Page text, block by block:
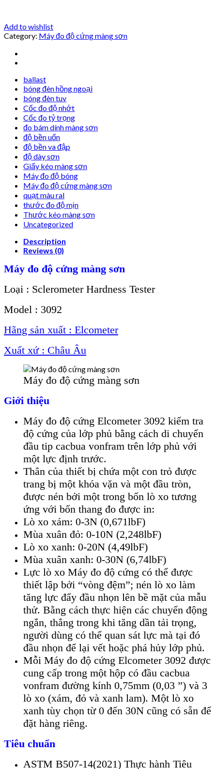
Add to wishlist
Category: Máy đo độ cứng màng sơn
ballast
bóng đèn hồng ngoại
bóng đèn tuv
Cốc đo độ nhớt
Cốc đo tỷ trọng
đo bám dính màng sơn
độ bền uốn
độ bền va đập
độ dày sơn
Giấy kéo màng sơn
Máy đo độ bóng
Máy đo độ cứng màng sơn
quạt màu ral
thước đo độ mịn
Thước kéo màng sơn
Uncategorized
Description
Reviews (0)
Máy đo độ cứng màng sơn
Loại : Sclerometer Hardness Tester
Model : 3092
Hãng sản xuất : Elcometer
Xuất xứ : Châu Âu
Máy đo độ cứng màng sơn
Giới thiệu
Máy đo độ cứng Elcometer 3092 kiểm tra
độ cứng của lớp phủ bằng cách di chuyển
đầu tip cacbua vonfram trên lớp phủ với
một lực định trước.
Thân của thiết bị chứa một con trỏ được
trang bị một khóa vặn và một đầu tròn,
được nén bởi một trong bốn lò xo tương
ứng với bốn thang đo được in:
Lò xo xám: 0-3N (0,671lbF)
Mùa xuân đỏ: 0-10N (2,248lbF)
Lò xo xanh: 0-20N (4,49lbF)
Mùa xuân xanh: 0-30N (6,74lbF)
Lực lò xo Máy đo độ cứng có thể được
thiết lập bởi “vòng đệm”; nén lò xo làm
tăng lực đẩy đầu nhọn lên bề mặt của mẫu
thử. Bằng cách thực hiện các chuyển động
ngắn, thẳng trong khi tăng dần tải trọng,
người dùng có thể quan sát lực mà tại đó
đầu nhọn để lại vết hoặc phá hủy lớp phủ.
Mỗi Máy đo độ cứng Elcometer 3092 được
cung cấp trong một hộp có đầu cacbua
vonfram đường kính 0,75mm (0,03 ”) và 3
lò xo (xám, đỏ và xanh lam). Một lò xo
xanh tùy chọn từ 0 đến 30N cũng có sẵn để
đặt hàng riêng.
Tiêu chuẩn
ASTM B507-14(2021) Thực hành Tiêu